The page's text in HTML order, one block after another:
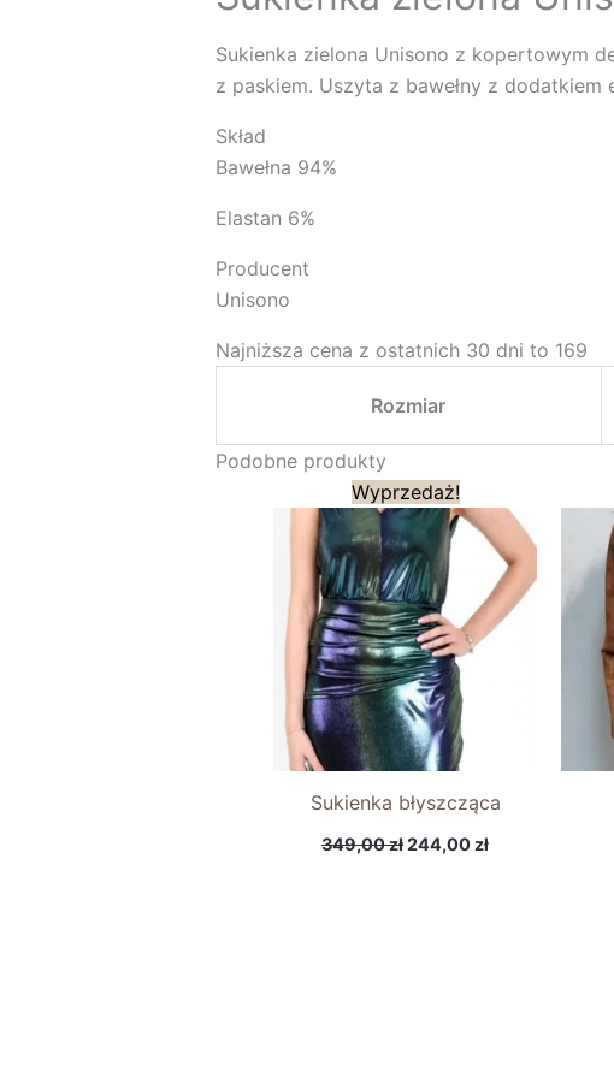
Sukienka zielona Unisono z kopertowym
z paskiem. Uszyta z bawełny z dodatkiem
Skład
Bawełna 94%
Elastan 6%
Producent
Unisono
Najniższa cena z ostatnich 30 dni to 169
Rozmiar
Podobne produkty
Wyprzedaż!
Sukienka błyszcząca
349,00zł
Pierwotna
cena
wynosiła:
349,00 zł.
244,00 zł
cena
wynosi:
244,00 zł.